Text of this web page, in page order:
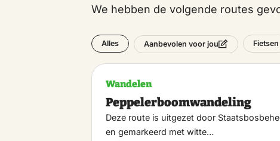
We hebben de volgende routes
Alles Aanbevolen voor jou Fietsen
Wandelen
Peppelerboomwandeling
Deze route is uitgezet door
en gemarkeerd met witte…